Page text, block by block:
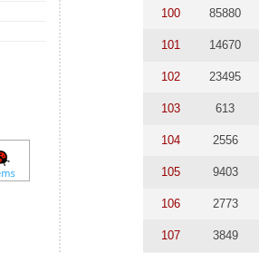
100 85880
101 14670
102 23495
103 613
104 2556
105 9403
106 2773
107 3849